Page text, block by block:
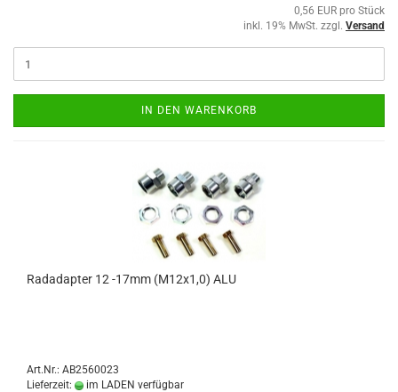
0,56 EUR pro Stück
inkl. 19% MwSt. zzgl. Versand
IN DEN WARENKORB
Radadapter 12 -17mm (M12x1,0) ALU
Art.Nr.: AB2560023
Lieferzeit:
im LADEN verfügbar